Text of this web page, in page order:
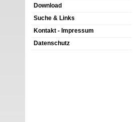
Download
Suche & Links
Kontakt - Impressum
Datenschutz